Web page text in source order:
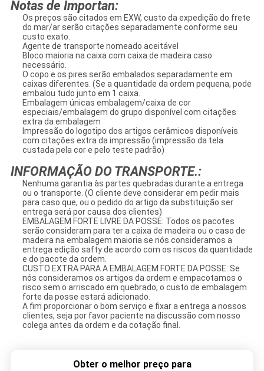
Notas de Importan:
Os preços são citados em EXW, custo da expedição do frete
do mar/ar serão citações separadamente conforme seu
custo exato.
Agente de transporte nomeado aceitável
Bloco maioria na caixa com caixa de madeira caso
necessário.
O copo e os pires serão embalados separadamente em
caixas diferentes. (Se a quantidade da ordem pequena, pode
embalou tudo junto em 1 caixa.
Embalagem únicas embalagem/caixa de cor
especiais/embalagem do grupo disponível com citações
extra da embalagem
Impressão do logotipo dos artigos cerâmicos disponíveis
com citações extra da impressão (impressão da tela
custada pela cor e pelo teste padrão)
INFORMAÇÃO DO TRANSPORTE.:
Nenhuma garantia às partes quebradas durante a entrega
ou o transporte. (O cliente deve considerar em pedir mais
para caso que, ou o pedido do artigo da substituição ser
entrega será por causa dos clientes)
EMBALAGEM FORTE LIVRE DA POSSE: Todos os pacotes
serão consideram para ter a caixa de madeira ou o caso de
madeira na embalagem maioria se nós consideramos a
entrega edição safty de acordo com os riscos da quantidade
e do pacote da ordem.
CUSTO EXTRA PARA A EMBALAGEM FORTE DA POSSE: Se
nós consideramos os artigos da ordem e empacotamos o
risco sem o arriscado em quebrado, o custo de embalagem
forte da posse estará adicionado.
A fim proporcionar o bom serviço e fixar a entrega a nossos
clientes, seja por favor paciente na discussão com nosso
colega antes da ordem e da cotação final.
Obter o melhor preço para